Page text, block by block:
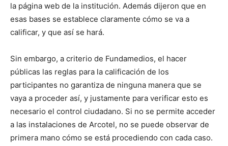
la página web de la institución. Además dijeron que en
esas bases se establece claramente cómo se va a
calificar, y que así se hará.
Sin embargo, a criterio de Fundamedios, el hacer
públicas las reglas para la calificación de los
participantes no garantiza de ninguna manera que se
vaya a proceder así, y justamente para verificar esto es
necesario el control ciudadano. Si no se permite acceder
a las instalaciones de Arcotel, no se puede observar de
primera mano cómo se está procediendo con cada caso.